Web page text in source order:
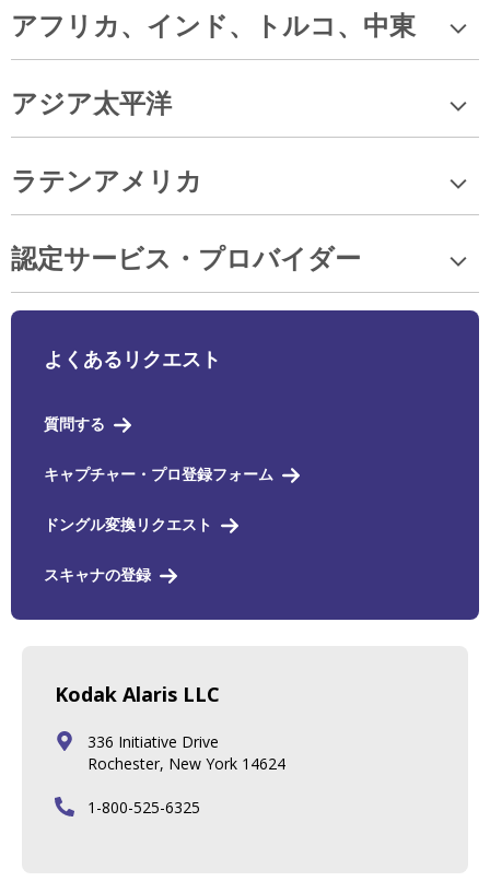
アフリカ、インド、トルコ、中東
アジア太平洋
ラテンアメリカ
認定サービス・プロバイダー
よくあるリクエスト
質問する
キャプチャー・プロ登録フォーム
ドングル変換リクエスト
スキャナの登録
Kodak Alaris LLC
336 Initiative Drive
Rochester, New York 14624
1-800-525-6325